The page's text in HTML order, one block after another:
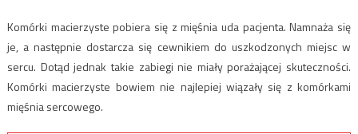
Komórki macierzyste pobiera się z mięśnia uda pacjenta. Namnaża się
je, a następnie dostarcza się cewnikiem do uszkodzonych miejsc w
sercu. Dotąd jednak takie zabiegi nie miały porażającej skuteczności.
Komórki macierzyste bowiem nie najlepiej wiązały się z komórkami
mięśnia sercowego.